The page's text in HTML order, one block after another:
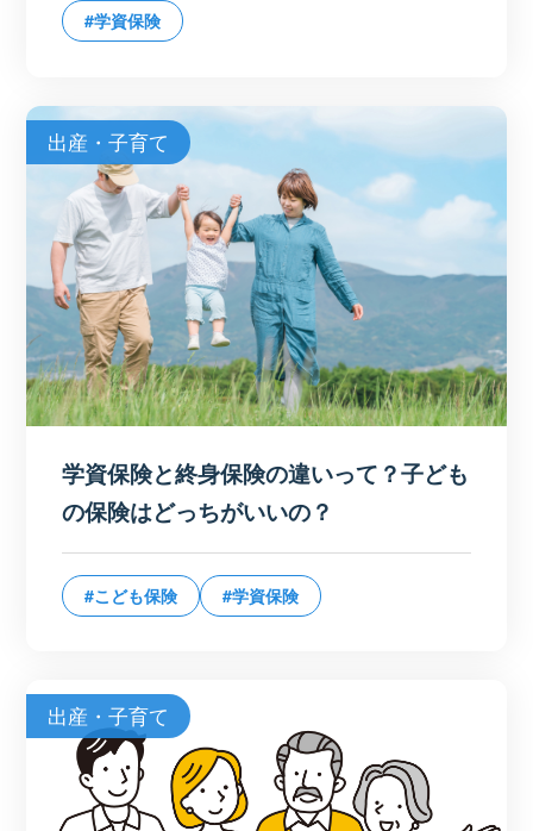
#学資保険
出産・子育て
学資保険と終身保険の違いって？子ども
の保険はどっちがいいの？
#こども保険 #学資保険
出産・子育て